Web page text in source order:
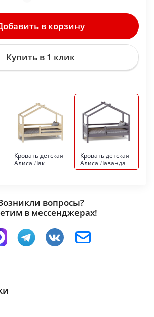
в корзину
Купить в 1 клик
Кровать детская
Алиса Лак
Кровать детская
Алиса Лаванда
вопросы?
в мессенджерах!